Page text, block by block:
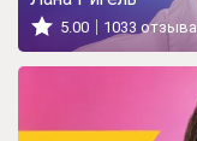
5.00 1033 отзыва